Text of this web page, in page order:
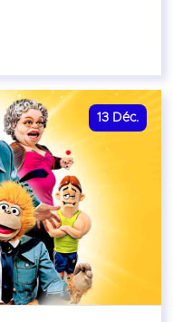
13 Déc.